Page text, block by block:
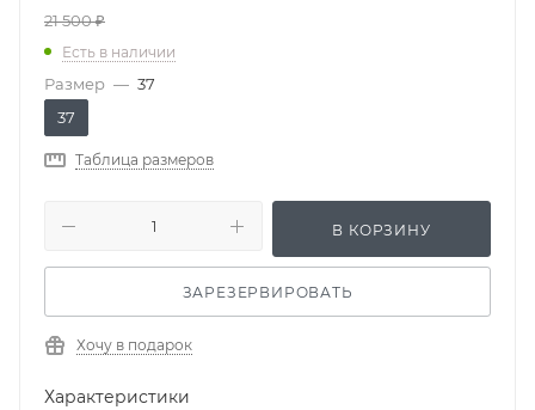
21 500₽
Есть в наличии
Размер — 37
37
Таблица размеров
В КОРЗИНУ
ЗАРЕЗЕРВИРОВАТЬ
Хочу в подарок
Характеристики